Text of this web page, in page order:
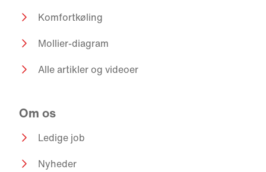
Komfortkøling
Mollier-diagram
Alle artikler og videoer
Om os
Ledige job
Nyheder